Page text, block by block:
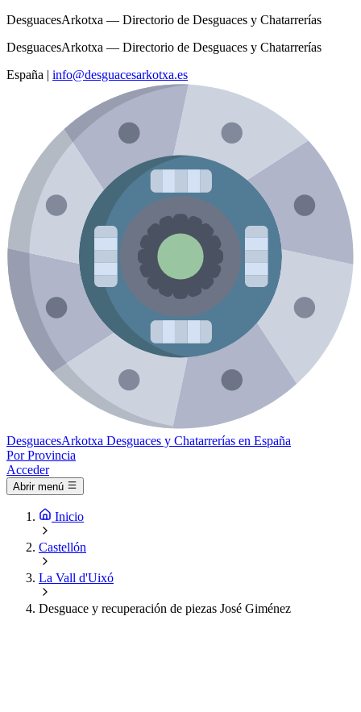
DesguacesArkotxa — Directorio de Desguaces y Chatarrerías
DesguacesArkotxa — Directorio de Desguaces y Chatarrerías
España | info@desguacesarkotxa.es
DesguacesArkotxa Desguaces y Chatarrerías en España
Por Provincia
Acceder
Abrir menú
Inicio
Castellón
La Vall d'Uixó
Desguace y recuperación de piezas José Giménez